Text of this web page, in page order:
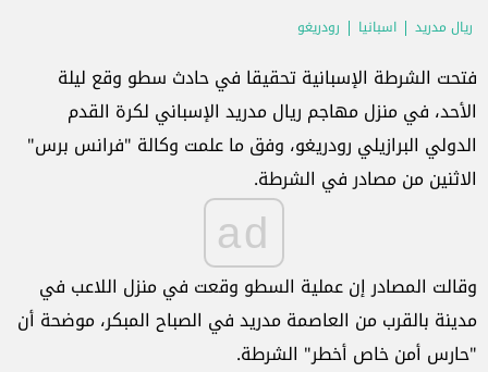
ريال مدريد اسبانيا رودريغو
فتحت الشرطة الإسبانية تحقيقا في حادث سطو وقع ليلة
الأحد، في منزل مهاجم ريال مدريد الإسباني لكرة القدم
الدولي البرازيلي رودريغو، وفق ما علمت وكالة "فرانس برس"
الاثنين من مصادر في الشرطة.
ad
وقالت المصادر إن عملية السطو وقعت في منزل اللاعب في
مدينة بالقرب من العاصمة مدريد في الصباح المبكر، موضحة أن
"حارس أمن خاص أخطر" الشرطة.